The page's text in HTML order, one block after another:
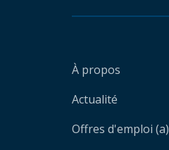
À propos
Actualité
Offres d'emploi (a)